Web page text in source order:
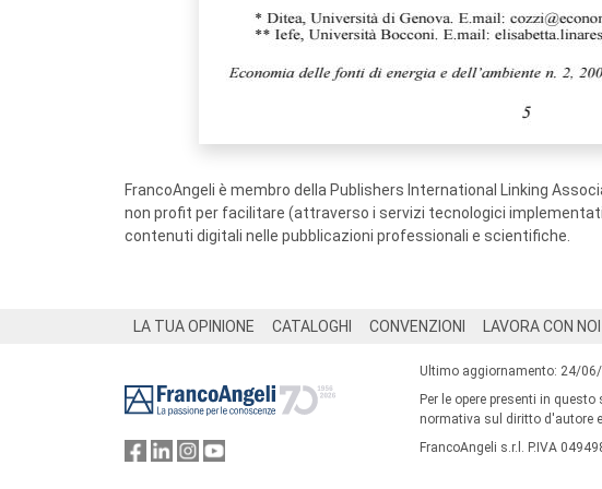
FrancoAngeli è membro della Publishers International Linking
non profit per facilitare (attraverso i servizi tecnologici
contenuti digitali nelle pubblicazioni professionali e scientifiche.
LA TUA OPINIONE CATALOGHI CONVENZIONI LAVORA CON NOI
Ultimo aggiornamento: 24/
Per le opere presenti in
normativa sul diritto d'autore
FrancoAngeli s.r.l. P.IVA